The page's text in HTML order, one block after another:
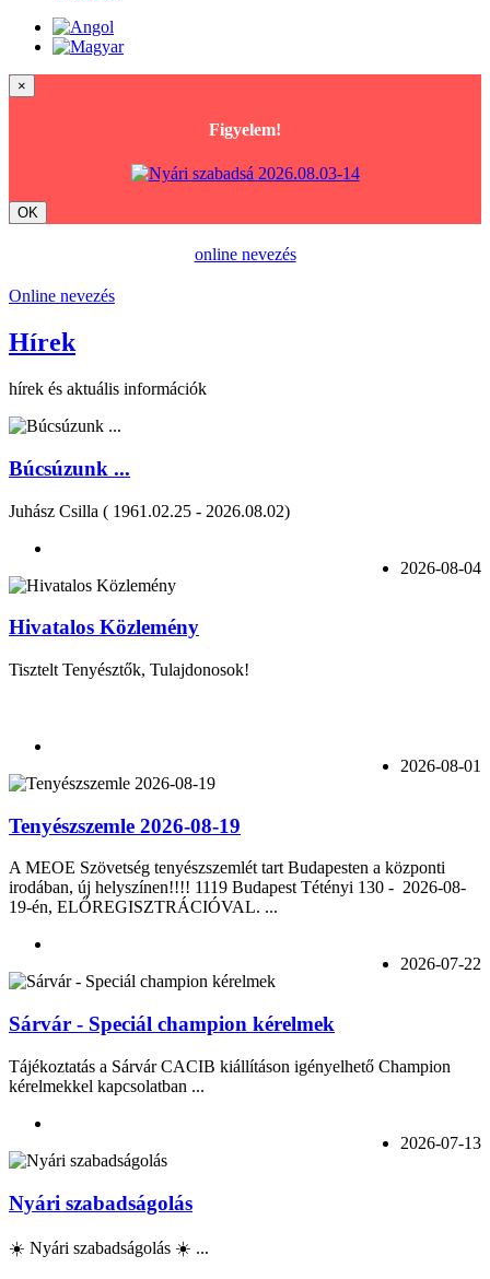
×
Figyelem!
OK
online nevezés
Online nevezés
Hírek
hírek és aktuális információk
Búcsúzunk ...
Juhász Csilla ( 1961.02.25 - 2026.08.02)
2026-08-04
Hivatalos Közlemény
Tisztelt Tenyésztők, Tulajdonosok!
2026-08-01
Tenyészszemle 2026-08-19
A MEOE Szövetség tenyészszemlét tart Budapesten a központi
irodában, új helyszínen!!!! 1119 Budapest Tétényi 130 - 2026-08-
19-én, ELŐREGISZTRÁCIÓVAL. ...
2026-07-22
Sárvár - Speciál champion kérelmek
Tájékoztatás a Sárvár CACIB kiállításon igényelhető Champion
kérelmekkel kapcsolatban ...
2026-07-13
Nyári szabadságolás
☀️ Nyári szabadságolás ☀️ ...